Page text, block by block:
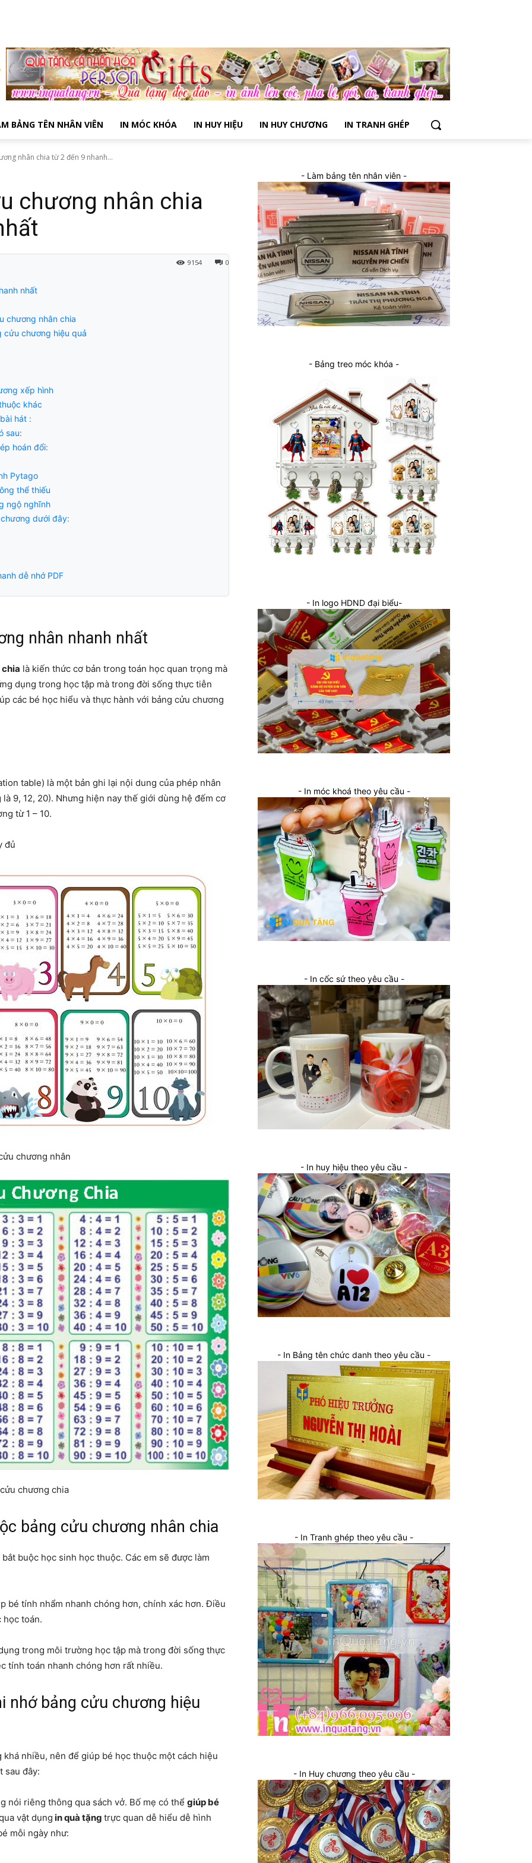
BẢNG TÊN NHÂN VIÊN IN MÓC KHÓA IN HUY HIỆU IN HUY CHƯƠNG IN TRANH GHÉP
nhân chia từ 2 đến 9 nhanh...
chương nhân chia
0
9154
nhất
chương nhân chia
cửu chương hiệu quả
xếp hình
khác
hát :
sau:
hoán đổi:
Pytago
thể thiếu
ngộ nghĩnh
dưới đây:
dễ nhớ PDF
nhân nhanh nhất
chia là kiến thức cơ bản trong toán học quan trọng mà
dụng trong học tập mà trong đời sống thực tiễn
các bé học hiểu và thực hành với bảng cửu chương
table) là một bản ghi lại nội dung của phép nhân
9, 12, 20). Nhưng hiện nay thế giới dùng hệ đếm cơ
từ 1 – 10.
đủ
chương nhân
chương chia
bảng cửu chương nhân chia
buộc học sinh học thuộc. Các em sẽ được làm
bé tính nhẩm nhanh chóng hơn, chính xác hơn. Điều
học toán.
trong môi trường học tập mà trong đời sống thực
tính toán nhanh chóng hơn rất nhiều.
nhớ bảng cửu chương hiệu
nhiều, nên để giúp bé học thuộc một cách hiệu
sau đây:
nói riêng thông qua sách vở. Bố mẹ có thể giúp bé
vật dụng in quà tặng trực quan dễ hiểu dễ hình
mỗi ngày như:
- Làm bảng tên nhân viên -
- Bảng treo móc khóa -
- In logo HDND đại biểu-
- In móc khoá theo yêu cầu -
- In cốc sứ theo yêu cầu -
- In huy hiệu theo yêu cầu -
- In Bảng tên chức danh theo yêu cầu -
- In Tranh ghép theo yêu cầu -
- In Huy chương theo yêu cầu -